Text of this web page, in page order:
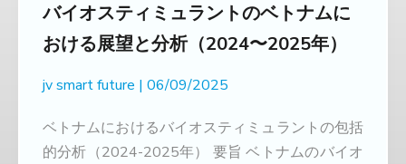
バイオスティミュラントのベトナムに
おける展望と分析（2024〜2025年）
jv smart future 06/09/2025
ベトナムにおけるバイオスティミュラントの包括
的分析（2024-2025年） 要旨 ベトナムのバイオ